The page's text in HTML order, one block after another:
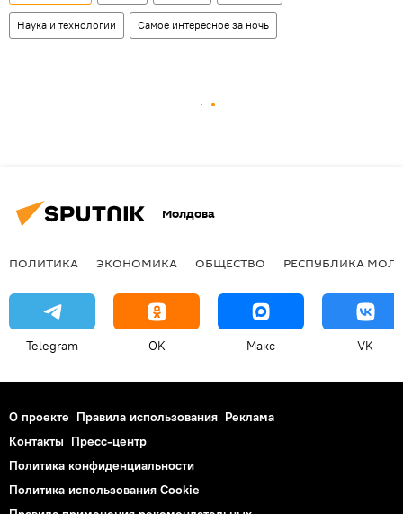
Наука и технологии Самое интересное за ночь
Молдова
ПОЛИТИКА ЭКОНОМИКА ОБЩЕСТВО РЕСПУБЛИКА
Telegram OK Макс VK
О проекте Правила использования Реклама
Контакты Пресс-центр
Политика конфиденциальности
Политика использования Cookie